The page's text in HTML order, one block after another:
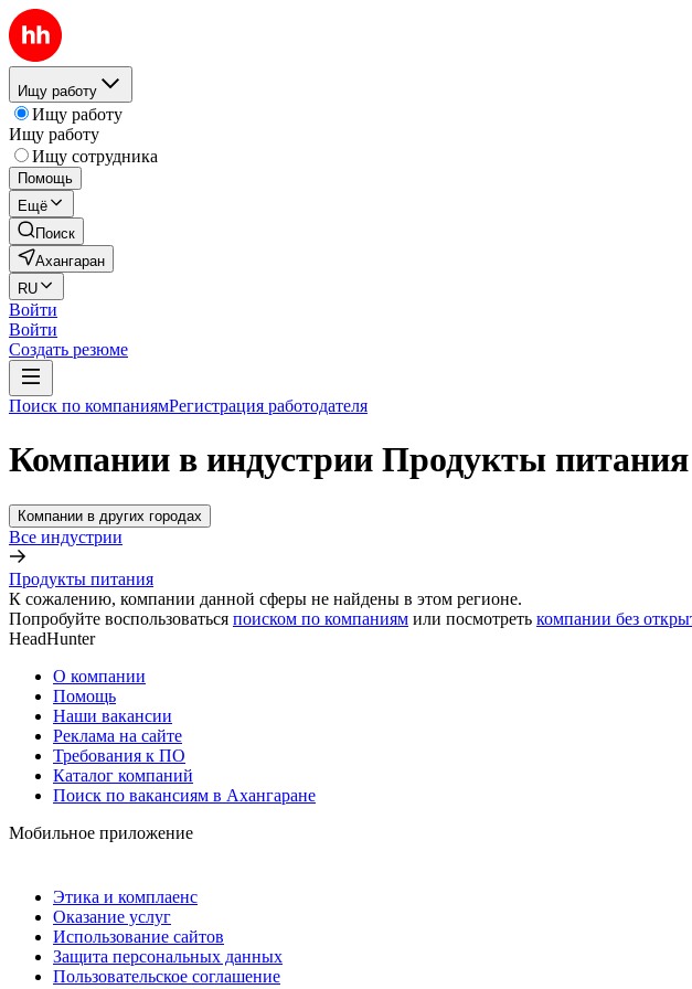
Ищу работу
Ищу работу
Ищу работу
Ищу сотрудника
Помощь
Ещё
Поиск
Ахангаран
RU
Войти
Войти
Создать резюме
Поиск по компаниямРегистрация работодателя
Компании в индустрии Продукты
Компании в других городах
Все индустрии
Продукты питания
К сожалению, компании данной сферы не найдены в этом регионе.
Попробуйте воспользоваться поиском по компаниям или посмотреть компании без
HeadHunter
О компании
Помощь
Наши вакансии
Реклама на сайте
Требования к ПО
Каталог компаний
Поиск по вакансиям в Ахангаране
Мобильное приложение
Этика и комплаенс
Оказание услуг
Использование сайтов
Защита персональных данных
Пользовательское соглашение